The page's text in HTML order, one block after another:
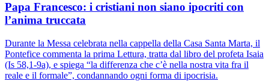
Papa Francesco: i cristiani non siano ipocriti con
l’anima truccata
Durante la Messa celebrata nella cappella della Casa Santa Marta, il
Pontefice commenta la prima Lettura, tratta dal libro del profeta Isaia
(Is 58,1-9a), e spiega “la differenza che c’è nella nostra vita fra il
reale e il formale”, condannando ogni forma di ipocrisia.